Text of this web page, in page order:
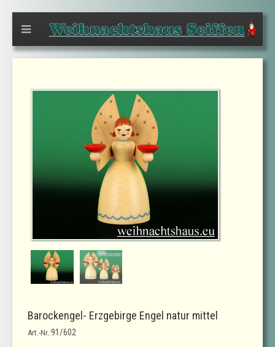
Barockengel- Erzgebirge Engel natur mittel
Art.-Nr.:91/602